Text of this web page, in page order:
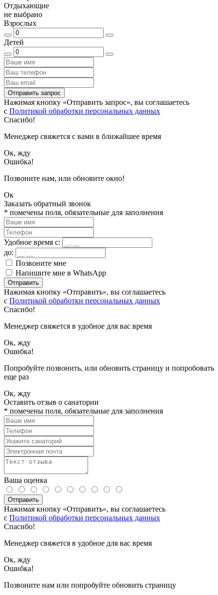
Отдыхающие
не выбрано
Взрослых
Детей
Отправить запрос
Нажимая кнопку «Отправить запрос», вы соглашаетесь
с Политикой обработки персональных данных
Спасибо!
Менеджер свяжется с вами в ближайшее время
Ок, жду
Ошибка!
Позвоните нам, или обновите окно!
Ок
Заказать обратный звонок
* помечены поля, обязательные для заполнения
Удобное время с:
до:
Позвоните мне
Напишите мне в WhatsApp
Отправить
Нажимая кнопку «Отправить», вы соглашаетесь
с Политикой обработки персональных данных
Спасибо!
Менеджер свяжется в удобное для вас время
Ок, жду
Ошибка!
Попробуйте позвонить, или обновить страницу и попробовать
еще раз
Ок, жду
Оставить отзыв о санатории
* помечены поля, обязательные для заполнения
Ваша оценка
Отправить
Нажимая кнопку «Отправить», вы соглашаетесь
с Политикой обработки персональных данных
Спасибо!
Менеджер свяжется в удобное для вас время
Ок, жду
Ошибка!
Позвоните нам или попробуйте обновить страницу